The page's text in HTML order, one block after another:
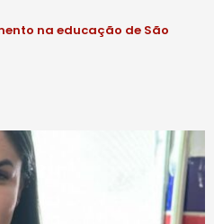
na educação de São